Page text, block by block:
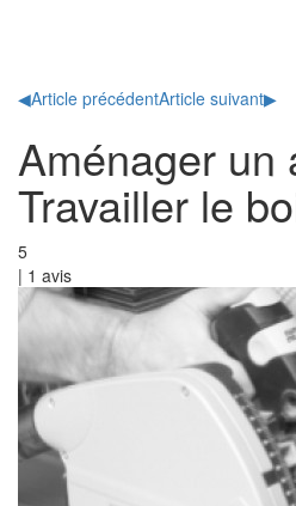
◀Article précédentArticle suivant▶
Aménager un
Travailler le
5
| 1 avis